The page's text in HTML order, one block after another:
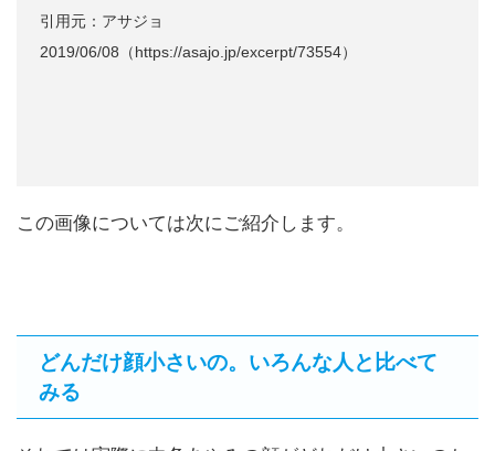
引用元：アサジョ
2019/06/08（https://asajo.jp/excerpt/73554）
この画像については次にご紹介します。
どんだけ顔小さいの。いろんな人と比べて
みる